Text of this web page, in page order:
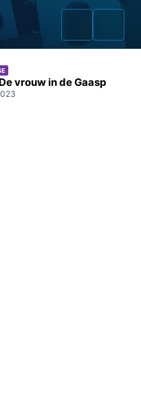
vrouw in de Gaasp